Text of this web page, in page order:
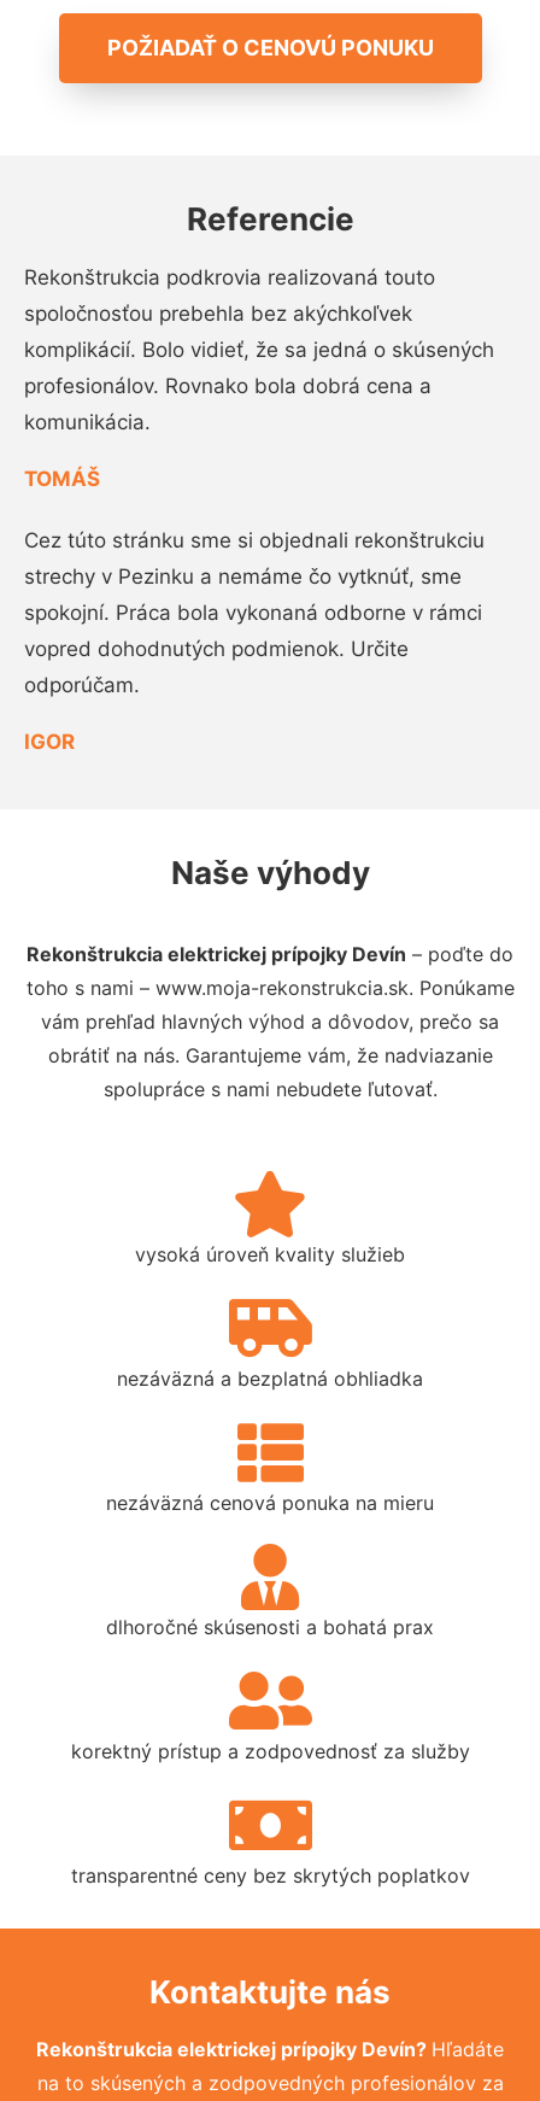
POŽIADAŤ O CENOVÚ PONUKU
Referencie
Rekonštrukcia podkrovia realizovaná touto
spoločnosťou prebehla bez akýchkoľvek
komplikácií. Bolo vidieť, že sa jedná o skúsených
profesionálov. Rovnako bola dobrá cena a
komunikácia.
TOMÁŠ
Cez túto stránku sme si objednali rekonštrukciu
strechy v Pezinku a nemáme čo vytknúť, sme
spokojní. Práca bola vykonaná odborne v rámci
vopred dohodnutých podmienok. Určite
odporúčam.
IGOR
Naše výhody
Rekonštrukcia elektrickej prípojky Devín – poďte do
toho s nami – www.moja-rekonstrukcia.sk. Ponúkame
vám prehľad hlavných výhod a dôvodov, prečo sa
obrátiť na nás. Garantujeme vám, že nadviazanie
spolupráce s nami nebudete ľutovať.
vysoká úroveň kvality služieb
nezáväzná a bezplatná obhliadka
nezáväzná cenová ponuka na mieru
dlhoročné skúsenosti a bohatá prax
korektný prístup a zodpovednosť za služby
transparentné ceny bez skrytých poplatkov
Kontaktujte nás
Rekonštrukcia elektrickej prípojky Devín? Hľadáte
na to skúsených a zodpovedných profesionálov za